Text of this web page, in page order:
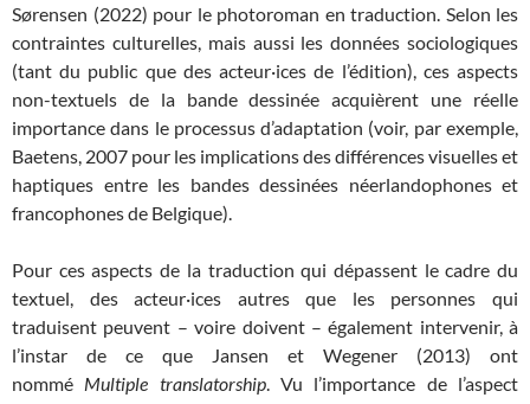
Sørensen (2022) pour le photoroman en traduction. Selon les
contraintes culturelles, mais aussi les données sociologiques
(tant du public que des acteur·ices de l’édition), ces aspects
non-textuels de la bande dessinée acquièrent une réelle
importance dans le processus d’adaptation (voir, par exemple,
Baetens, 2007 pour les implications des différences visuelles et
haptiques entre les bandes dessinées néerlandophones et
francophones de Belgique).
Pour ces aspects de la traduction qui dépassent le cadre du
textuel, des acteur·ices autres que les personnes qui
traduisent peuvent – voire doivent – également intervenir, à
l’instar de ce que Jansen et Wegener (2013) ont
nommé Multiple translatorship. Vu l’importance de l’aspect